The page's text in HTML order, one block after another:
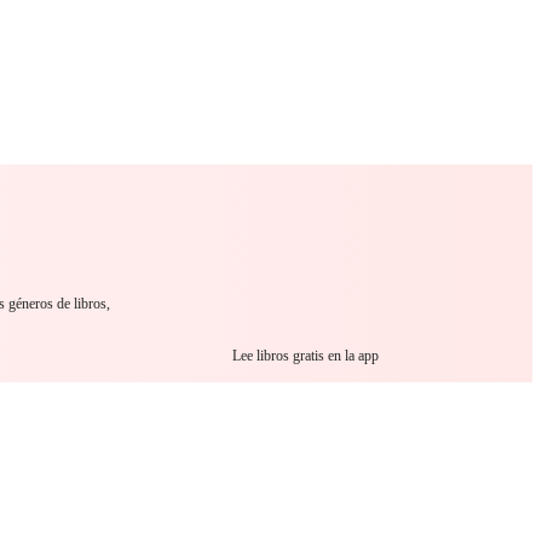
géneros de libros,
Lee libros gratis en la app